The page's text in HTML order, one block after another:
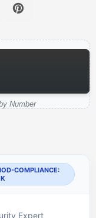
Number
COMPLIANCE:
Expert